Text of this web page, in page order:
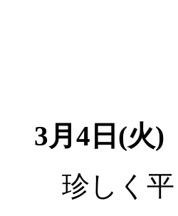
3月4日(火
珍しく平